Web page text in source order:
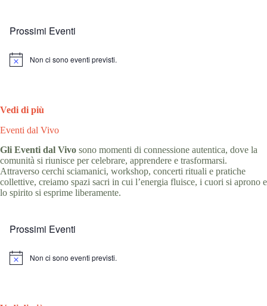
Prossimi Eventi
N
e
Non ci sono eventi previsti.
Vedi di più
Eventi dal Vivo
Gli Eventi dal Vivo sono momenti di connessione autentica, dove la
comunità si riunisce per celebrare, apprendere e trasformarsi.
Attraverso cerchi sciamanici, workshop, concerti rituali e pratiche
collettive, creiamo spazi sacri in cui l’energia fluisce, i cuori si aprono e
lo spirito si esprime liberamente.
Prossimi Eventi
N
Non ci sono eventi previsti.